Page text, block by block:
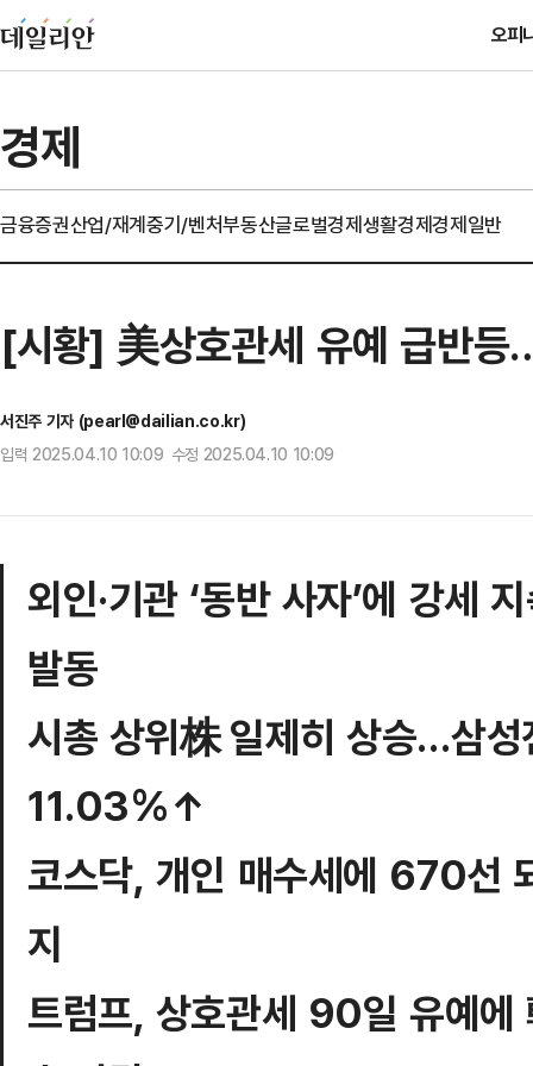
오피
경제
금융증권산업/재계중기/벤처부동산글로벌경제생활경제경제일반
[시황] 美상호관세 유예 급반
서진주 기자 (pearl@dailian.co.kr)
입력 2025.04.10 10:09 수정 2025.04.10 10:09
외인·기관 ‘동반 사자’에 강세
발동
시총 상위株 일제히 상승…삼
11.03%↑
코스닥, 개인 매수세에 670선
지
트럼프, 상호관세 90일 유예